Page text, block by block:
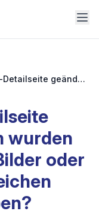
Amazon-Detailseite geändert: Warum wurden mein Titel, meine Bilder oder Aufzählungszeichen überschrieben?
wurden
oder